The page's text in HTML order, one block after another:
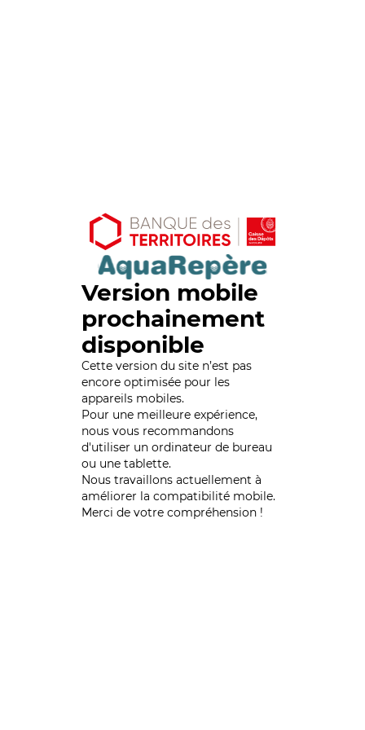
Version mobile
prochainement
disponible
Cette version du site n’est pas
encore optimisée pour les
appareils mobiles.
Pour une meilleure expérience,
nous vous recommandons
d'utiliser un ordinateur de bureau
ou une tablette.
Nous travaillons actuellement à
améliorer la compatibilité mobile.
Merci de votre compréhension !